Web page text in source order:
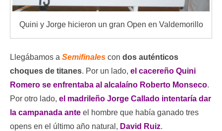
Quini y Jorge hicieron un gran Open en Valdemorillo
Llegábamos a Semifinales con dos auténticos
choques de titanes. Por un lado, el cacereño Quini
Romero se enfrentaba al alcalaíno Roberto Monseco.
Por otro lado, el madrileño Jorge Callado intentaría dar
la campanada ante el hombre que había ganado tres
opens en el último año natural, David Ruiz.